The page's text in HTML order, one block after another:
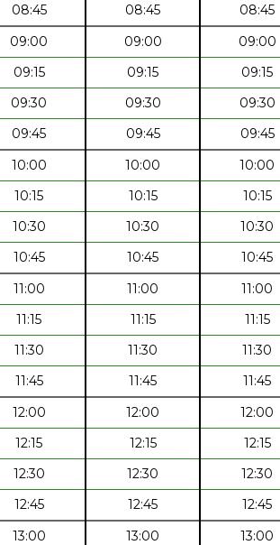
08:45
08:45 08:45
09:00
09:00 09:00
09:15
09:15 09:15
09:30
09:30 09:30
09:45
09:45 09:45
10:00
10:00 10:00
10:15
10:15 10:15
10:30
10:30 10:30
10:45
10:45 10:45
11:00
11:00 11:00
11:15
11:15 11:15
11:30
11:30 11:30
11:45
11:45 11:45
12:00
12:00 12:00
12:15
12:15 12:15
12:30
12:30 12:30
12:45
12:45 12:45
13:00
13:00 13:00